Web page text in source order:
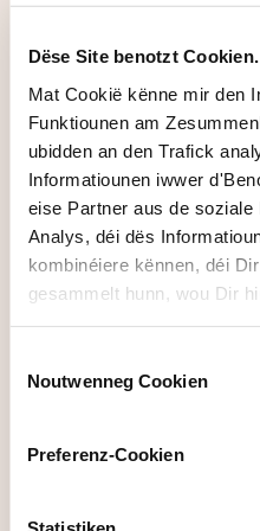
Dëse Site benotzt Cookien.
Mat Cookië kënne mir den
Funktiounen am
ubidden an den Trafick
Informatiounen iwwer
eise Partner aus de
Analys, déi dës
kombinéiere kënnen, déi
gesammelt hunn, wou Dir
Noutwenneg Cookien
Preferenz-Cookien
Le calcul et la
impôts sur le
sur la fortune
BLENDED-
Comptabilitéit -
Comptabilitéit -
résultat
28.09.2026